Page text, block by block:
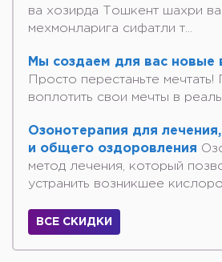
ва хозирда Тошкент шахри ва
мехмонларига сифатли т...
Мы создаем для вас новые
Просто перестаньте
воплотить свои мечты в
Озонотерапия для
и общего оздоровления
метод лечения, который
устранить возникшее
ВСЕ СКИДКИ